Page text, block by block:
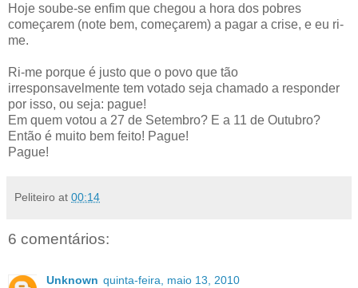
Hoje soube-se enfim que chegou a hora dos pobres
começarem (note bem, começarem) a pagar a crise, e eu ri-
me.
Ri-me porque é justo que o povo que tão
irresponsavelmente tem votado seja chamado a responder
por isso, ou seja: pague!
Em quem votou a 27 de Setembro? E a 11 de Outubro?
Então é muito bem feito! Pague!
Pague!
Peliteiro at 00:14
6 comentários:
Unknown quinta-feira, maio 13, 2010